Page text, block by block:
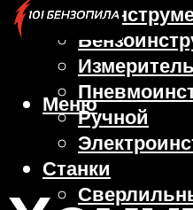
Виды
Ручной
Станки
Меню